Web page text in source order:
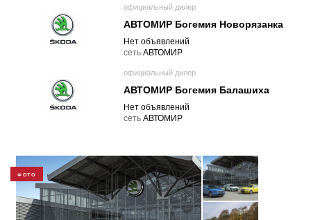
официальный дилер
АВТОМИР Богемия Новорязанка
Нет объявлений
cеть АВТОМИР
официальный дилер
АВТОМИР Богемия Балашиха
Нет объявлений
cеть АВТОМИР
ФОТО